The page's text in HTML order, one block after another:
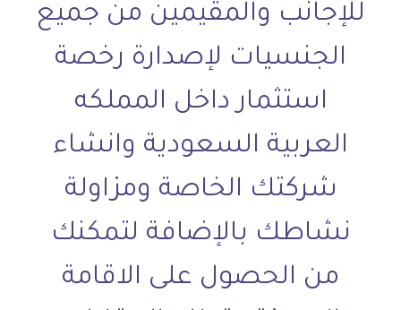
للإجانب والمقيمين من جميع
الجنسيات لإصدارة رخصة
استثمار داخل المملكه
العربية السعودية وانشاء
شركتك الخاصة ومزاولة
نشاطك بالإضافة لتمكنك
من الحصول على الاقامة